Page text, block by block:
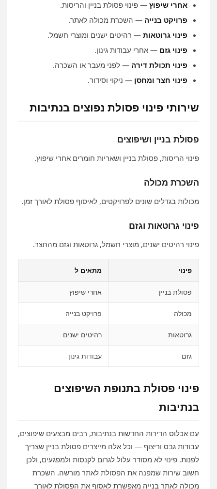
אחרי שיפוץ — פינוי פסולת בניין והריסות.
פרויקט בנייה — השכרת מכולה לאתר.
פינוי גרוטאות — רהיטים ישנים ומוצרי חשמל.
פינוי גזם — אחרי עבודות גינון.
פינוי תכולת דירה — לפני מעבר או השכרה.
פינוי חצר ומחסן — ניקוי וסידור.
שירותי פינוי פסולת נפוצים בנתיבות
פסולת בניין ושיפוצים
פינוי הריסות, פסולת בניין ושאריות חומרים אחרי שיפוץ.
השכרת מכולה
מכולות בגדלים שונים לפרויקטים, לאיסוף פסולת לאורך זמן.
פינוי גרוטאות וגזם
פינוי רהיטים ישנים, מוצרי חשמל, גרוטאות וגזם מהחצר.
פינוי מתאים ל
פסולת בניין אחרי שיפוץ
מכולה פרויקט בנייה
גרוטאות רהיטים ישנים
גזם עבודות גינון
פינוי פסולת בתנופת השיפוצים
בנתיבות
עם אכלוס הדירות החדשות בנתיבות, רבים מבצעים שיפוצים,
עבודות גבס וריצוף — וכל אלה מייצרים פסולת בניין שצריך
לפנות. פינוי לא מסודר עלול לגרום לקנסות ולמפגעים, ולכן
חשוב שירות שמפנה את הפסולת לאתר מורשה. השכרת
מכולה לאתר בנייה מאפשרת לאסוף את הפסולת לאורך